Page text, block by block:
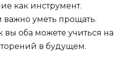
как инструмент.
уметь прощать.
вы оба можете учиться на
в будущем.